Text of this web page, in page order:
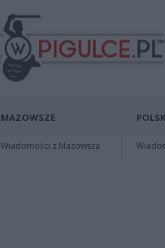
MAZOWSZE
Wiadomości z Mazowsza